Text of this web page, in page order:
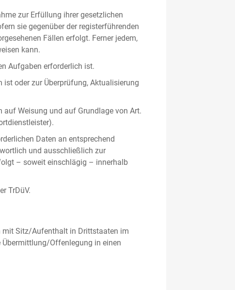
zur Erfüllung ihrer gesetzlichen
sie gegenüber der registerführenden
Fällen erfolgt. Ferner jedem,
kann.
Aufgaben erforderlich ist.
oder zur Überprüfung, Aktualisierung
Weisung und auf Grundlage von Art.
Daten an entsprechend
und ausschließlich zur
– soweit einschlägig – innerhalb
TrDüV.
mit Sitz/Aufenthalt in Drittstaaten im
Übermittlung/Offenlegung in einen